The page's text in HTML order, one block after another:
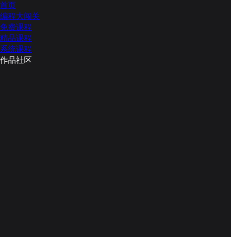
首页
编程大闯关
免费课程
精品课程
系统课程
作品社区